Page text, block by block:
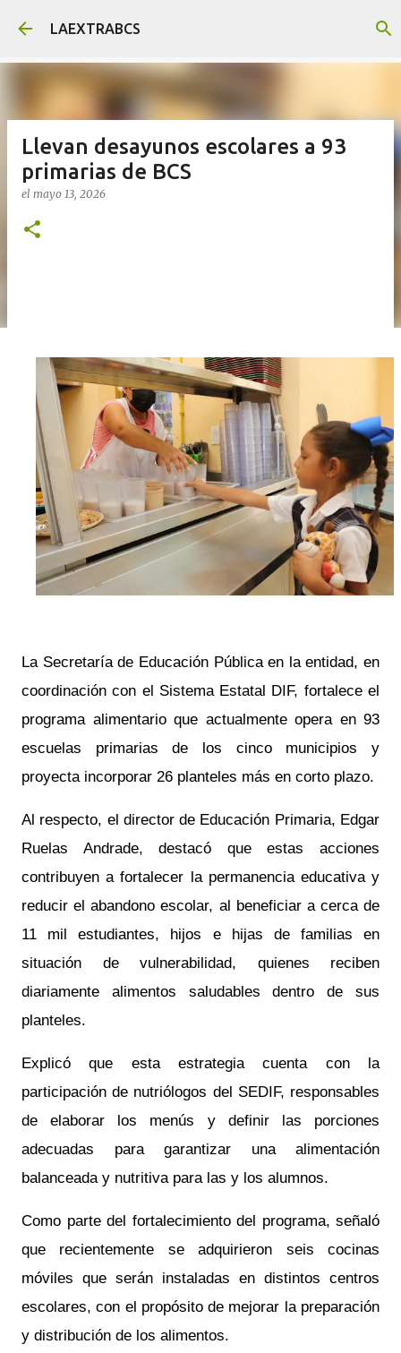
Ir al contenido principal
LAEXTRABCS
Llevan desayunos escolares a 93
primarias de BCS
el mayo 13, 2026
La Secretaría de Educación Pública en la entidad, en
coordinación con el Sistema Estatal DIF, fortalece el
programa alimentario que actualmente opera en 93
escuelas primarias de los cinco municipios y
proyecta incorporar 26 planteles más en corto plazo.
Al respecto, el director de Educación Primaria, Edgar
Ruelas Andrade, destacó que estas acciones
contribuyen a fortalecer la permanencia educativa y
reducir el abandono escolar, al beneficiar a cerca de
11 mil estudiantes, hijos e hijas de familias en
situación de vulnerabilidad, quienes reciben
diariamente alimentos saludables dentro de sus
planteles.
Explicó que esta estrategia cuenta con la
participación de nutriólogos del SEDIF, responsables
de elaborar los menús y definir las porciones
adecuadas para garantizar una alimentación
balanceada y nutritiva para las y los alumnos.
Como parte del fortalecimiento del programa, señaló
que recientemente se adquirieron seis cocinas
móviles que serán instaladas en distintos centros
escolares, con el propósito de mejorar la preparación
y distribución de los alimentos.